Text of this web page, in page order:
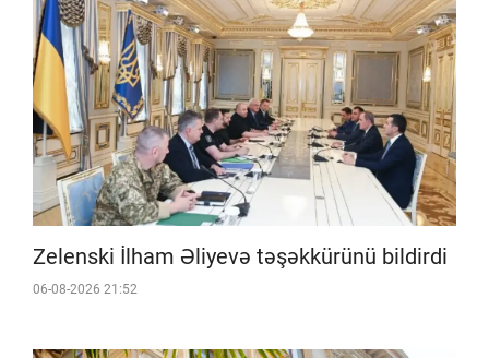
Zelenski İlham Əliyevə təşəkkürünü bildirdi
06-08-2026 21:52